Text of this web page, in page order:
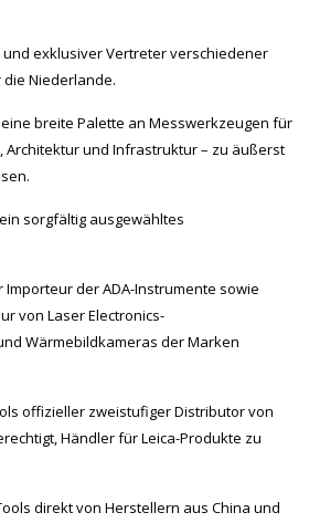
und exklusiver Vertreter verschiedener
Niederlande.
breite Palette an Messwerkzeugen für
Architektur und Infrastruktur – zu äußerst
sorgfältig ausgewähltes
der ADA-Instrumente sowie
von Laser Electronics-
Wärmebildkameras der Marken
offizieller zweistufiger Distributor von
Händler für Leica-Produkte zu
direkt von Herstellern aus China und